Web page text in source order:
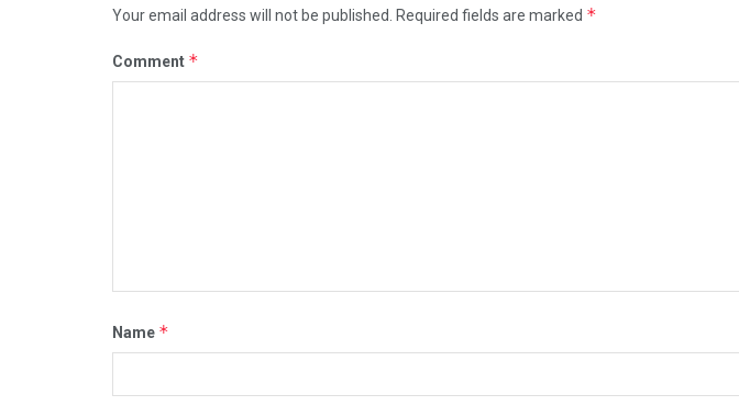
Your email address will not be published. Required fields are marked *
Comment *
Name *